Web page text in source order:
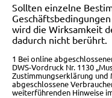
Sollten einzelne
wird die Wirksamkeit
dadurch nicht berührt.
1 Bei online
DWS-Vordruck Nr. 1130
Zustimmungserklärung und
abgeschlossene
weiterführenden Hinweise